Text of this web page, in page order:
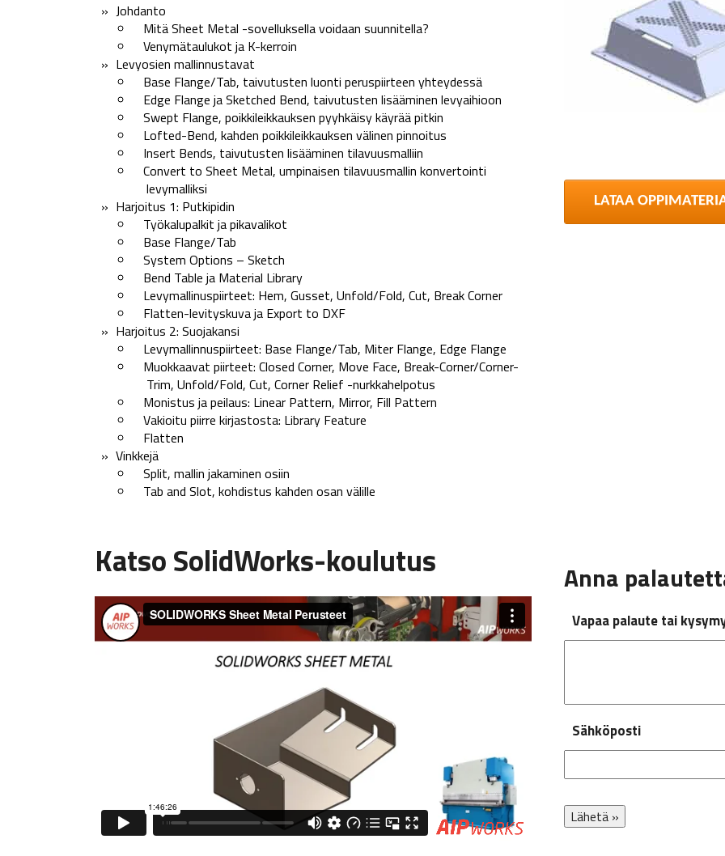
Johdanto
Mitä Sheet Metal -sovelluksella voidaan suunnitella?
Venymätaulukot ja K-kerroin
Levyosien mallinnustavat
Base Flange/Tab, taivutusten luonti peruspiirteen yhteydessä
Edge Flange ja Sketched Bend, taivutusten lisääminen levyaihioon
Swept Flange, poikkileikkauksen pyyhkäisy käyrää pitkin
Lofted-Bend, kahden poikkileikkauksen välinen pinnoitus
Insert Bends, taivutusten lisääminen tilavuusmalliin
Convert to Sheet Metal, umpinaisen tilavuusmallin konvertointi
levymalliksi
Harjoitus 1: Putkipidin
Työkalupalkit ja pikavalikot
Base Flange/Tab
System Options – Sketch
Bend Table ja Material Library
Levymallinuspiirteet: Hem, Gusset, Unfold/Fold, Cut, Break Corner
Flatten-levityskuva ja Export to DXF
Harjoitus 2: Suojakansi
Levymallinnuspiirteet: Base Flange/Tab, Miter Flange, Edge Flange
Muokkaavat piirteet: Closed Corner, Move Face, Break-Corner/Corner-
Trim, Unfold/Fold, Cut, Corner Relief -nurkkahelpotus
Monistus ja peilaus: Linear Pattern, Mirror, Fill Pattern
Vakioitu piirre kirjastosta: Library Feature
Flatten
Vinkkejä
Split, mallin jakaminen osiin
Tab and Slot, kohdistus kahden osan välille
LATAA
Katso SolidWorks-koulutus Anna
Vapaa palaute tai
Sähköposti
Lähetä »